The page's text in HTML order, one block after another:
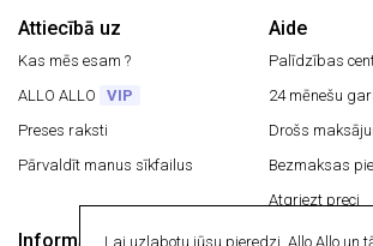
Attiecībā uz
Kas mēs esam ?
ALLO ALLO
VIP
Preses raksti
Pārvaldīt manus sīkfailus
Aide
Palīdzības
24 mēnešu
Drošs
Bezmaksas
Atgriezt preci
InformācijaLai uzlabotu jūsu pieredzi, Allo Allo un